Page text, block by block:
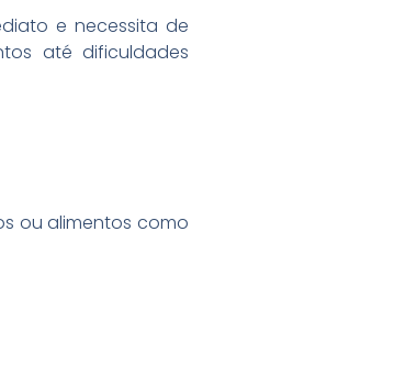
e necessita de
até dificuldades
ou alimentos como